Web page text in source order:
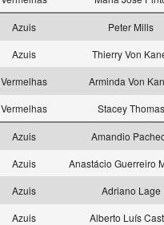
Azuis
Peter Mills
Azuis
Thierry Von
Vermelhas
Arminda Von
Vermelhas Stacey Thomas
Azuis
Amandio
Azuis
Anastácio Guerreiro
Azuis
Adriano Lage
Azuis Alberto Luís